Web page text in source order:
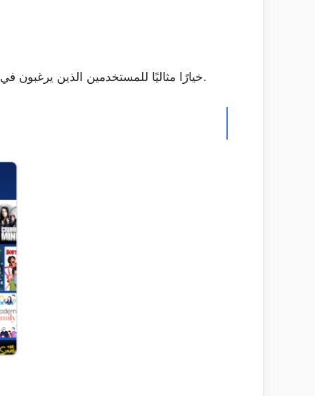
باختصار، يعد تطبيق Crackle خيارًا مثاليًا للمستخدمين الذين يرغبون في مشاهدة الأفلام والبرامج التلفزيونية المجانية بجودة عالية وبواجهة سهلة الاستخدام.